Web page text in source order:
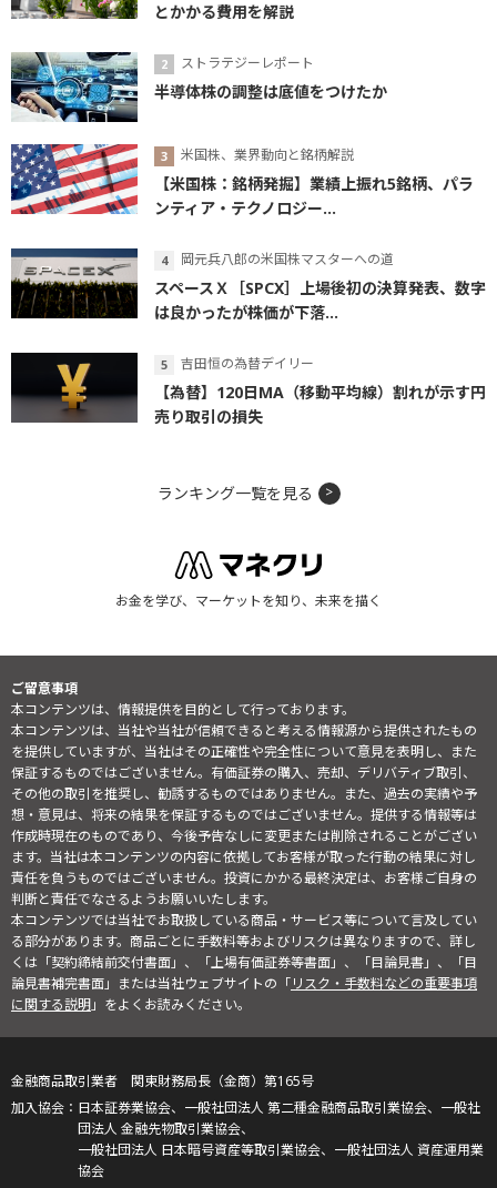
とかかる費用を解説
ストラテジーレポート
半導体株の調整は底値をつけたか
米国株、業界動向と銘柄解説
【米国株：銘柄発掘】業績上振れ5銘柄、パラ
ンティア・テクノロジー...
岡元兵八郎の米国株マスターへの道
スペースＸ［SPCX］上場後初の決算発表、数字
は良かったが株価が下落...
吉田恒の為替デイリー
【為替】120日MA（移動平均線）割れが示す円
売り取引の損失
ランキング一覧を見る
お金を学び、マーケットを知り、未来を描く
ご留意事項
本コンテンツは、情報提供を目的として行っております。
本コンテンツは、当社や当社が信頼できると考える情報源から提供されたもの
を提供していますが、当社はその正確性や完全性について意見を表明し、また
保証するものではございません。有価証券の購入、売却、デリバティブ取引、
その他の取引を推奨し、勧誘するものではありません。また、過去の実績や予
想・意見は、将来の結果を保証するものではございません。提供する情報等は
作成時現在のものであり、今後予告なしに変更または削除されることがござい
ます。当社は本コンテンツの内容に依拠してお客様が取った行動の結果に対し
責任を負うものではございません。投資にかかる最終決定は、お客様ご自身の
判断と責任でなさるようお願いいたします。
本コンテンツでは当社でお取扱している商品・サービス等について言及してい
る部分があります。商品ごとに手数料等およびリスクは異なりますので、詳し
くは「契約締結前交付書面」、「上場有価証券等書面」、「目論見書」、「目
論見書補完書面」または当社ウェブサイトの「リスク・手数料などの重要事項
に関する説明」をよくお読みください。
金融商品取引業者 関東財務局長（金商）第165号
日本証券業協会、一般社団法人 第二種金融商品取引業協会、一般社
団法人 金融先物取引業協会、
一般社団法人 日本暗号資産等取引業協会、一般社団法人 資産運用業
協会